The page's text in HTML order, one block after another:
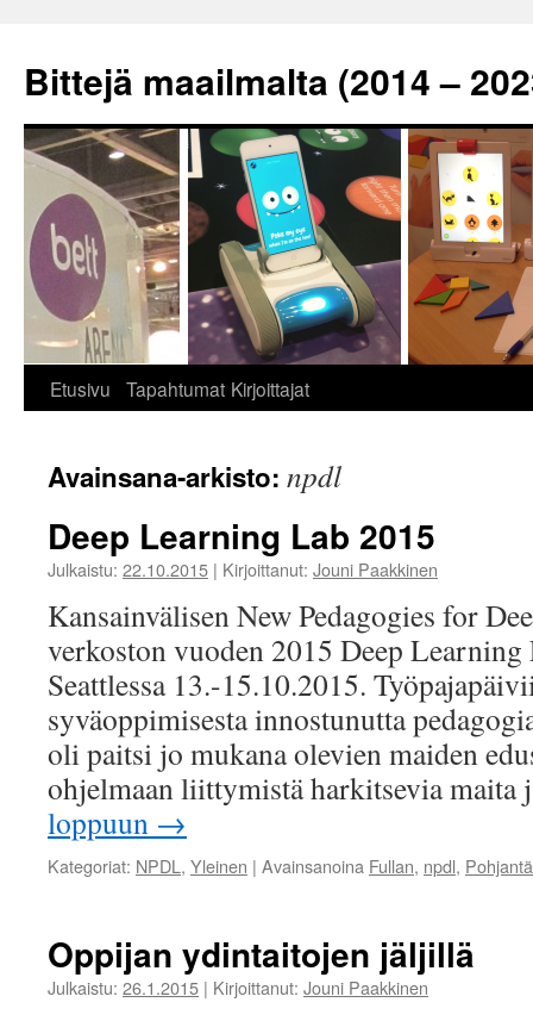
Bittejä maailmalta (2014 –
Etusivu Tapahtumat Kirjoittajat
Avainsana-arkisto: npdl
Deep Learning Lab 2015
Julkaistu: 22.10.2015 | Kirjoittanut: Jouni Paakkinen
Kansainvälisen New Pedagogies for
verkoston vuoden 2015 Deep
Seattlessa 13.-15.10.2015.
syväoppimisesta innostunutta
oli paitsi jo mukana olevien maiden
ohjelmaan liittymistä harkitsevia
loppuun →
Kategoriat: NPDL , Yleinen | Avainsanoina Fullan, npdl,
Oppijan ydintaitojen jäljillä
Julkaistu: 26.1.2015 | Kirjoittanut: Jouni Paakkinen